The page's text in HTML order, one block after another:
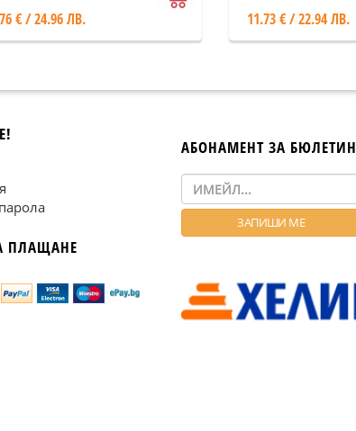
€ / 24.96 ЛВ. 11.73 € / 22.94 ЛВ.
ПЛАЩАНЕ
АБОНАМЕНТ ЗА БЮЛЕТИН